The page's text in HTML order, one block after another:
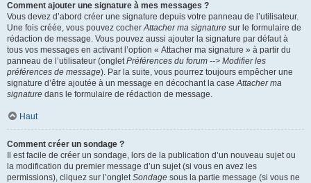
Comment ajouter une signature à mes messages ?
Vous devez d’abord créer une signature depuis votre panneau de l’utilisateur.
Une fois créée, vous pouvez cocherAttacher ma signature sur le formulaire de
rédaction de message. Vous pouvez aussi ajouter la signature par défaut à
tous vos messages en activant l’option « Attacher ma signature » à partir du
panneau de l’utilisateur (ongletPréférences du forum --> Modifier les
préférences de message). Par la suite, vous pourrez toujours empêcher une
signature d’être ajoutée à un message en décochant la caseAttacher ma
signature dans le formulaire de rédaction de message.
Haut
Comment créer un sondage ?
Il est facile de créer un sondage, lors de la publication d’un nouveau sujet ou
la modification du premier message d’un sujet (si vous en avez les
permissions), cliquez sur l’ongletSondage sous la partie message (si vous ne